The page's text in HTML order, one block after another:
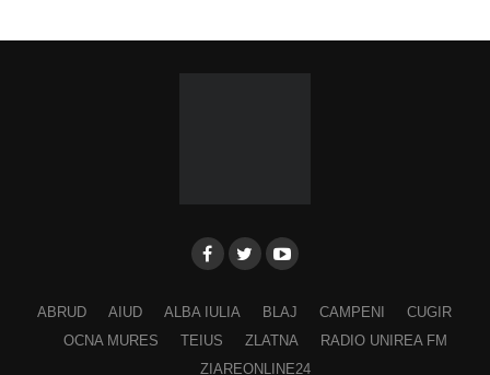
ABRUD AIUD ALBA IULIA BLAJ CAMPENI
CUGIR
OCNA MURES
TEIUS ZLATNA
RADIO UNIREA FM
ZIAREONLINE24